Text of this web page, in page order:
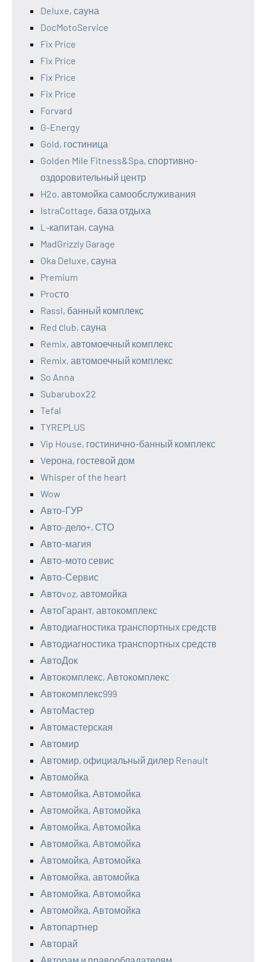
Deluxe, сауна
DocMotoService
Fix Price
Fix Price
Fix Price
Fix Price
Forvard
G-Energy
Gold, гостиница
Golden Mile Fitness&Spa, спортивно-
оздоровительный центр
H2o, автомойка самообслуживания
IstraCottage, база отдыха
L-капитан, сауна
MadGrizzly Garage
Oka Deluxe, сауна
Premium
Proсто
Rassl, банный комплекс
Red сlub, сауна
Remix, автомоечный комплекс
Remix, автомоечный комплекс
So Anna
Subarubox22
Tefal
TYREPLUS
Vip House, гостинично-банный комплекс
Vерона, гостевой дом
Whisper of the heart
Wow
Авто-ГУР
Авто-дело+, СТО
Авто-магия
Авто-мото севис
Авто-Сервис
Автоvoz, автомойка
АвтоГарант, автокомплекс
Автодиагностика транспортных средств
Автодиагностика транспортных средств
АвтоДок
Автокомплекс, Автокомплекс
Автокомплекс999
АвтоМастер
Автомастерская
Автомир
Автомир, официальный дилер Renault
Автомойка
Автомойка, Автомойка
Автомойка, Автомойка
Автомойка, Автомойка
Автомойка, Автомойка
Автомойка, Автомойка
Автомойка, автомойка
Автомойка, Автомойка
Автомойка, Автомойка
Автопартнер
Авторай